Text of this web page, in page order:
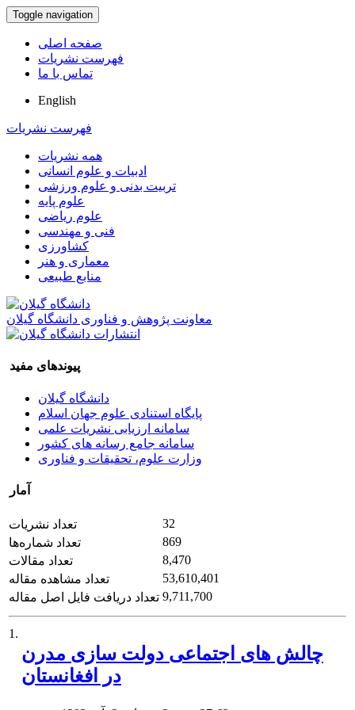
Toggle navigation
صفحه اصلی
فهرست نشریات
تماس با ما
English
فهرست نشریات
همه نشریات
ادبیات و علوم انسانی
تربیت بدنی و علوم ورزشی
علوم پایه
علوم ریاضی
فنی و مهندسی
کشاورزی
معماری و هنر
منابع طبیعی
معاونت پژوهش و فناوری دانشگاه گیلان
پیوندهای مفید
دانشگاه گیلان
پایگاه استنادی علوم جهان اسلام
سامانه ارزیابی نشریات علمی
سامانه جامع رسانه های کشور
وزارت علوم، تحقیقات و فناوری
آمار
تعداد نشریات
32
تعداد شماره‌ها
869
تعداد مقالات
8,470
تعداد مشاهده مقاله
53,610,401
تعداد دریافت فایل اصل مقاله 9,711,700
1.
چالش های اجتماعی دولت سازی مدرن
در افغانستان